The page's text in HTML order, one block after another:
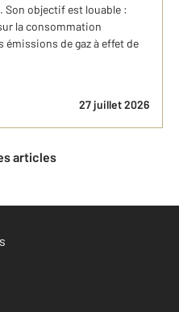
Son objectif est louable :
la consommation
émissions de gaz à effet de
27 juillet 2026
articles